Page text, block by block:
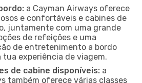
a Cayman Airways oferece
e confortáveis e cabines de
juntamente com uma grande
de refeições e uma
de entretenimento a bordo
tua experiência de viagem.
de cabine disponíveis: a
também oferece várias classes